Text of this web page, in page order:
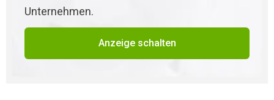
Unternehmen.
Anzeige schalten